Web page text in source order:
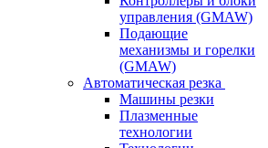
управления (GMAW)
Подающие
механизмы и горелки
(GMAW)
Автоматическая резка
Машины резки
Плазменные
технологии